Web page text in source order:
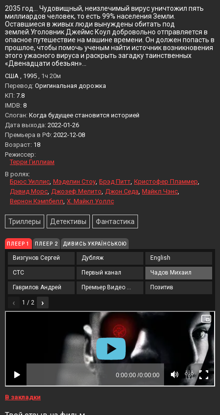
2035 год... Чудовищный, неизлечимый вирус уничтожил пять
миллиардов человек, то есть 99% населения Земли.
Оставшиеся в живых люди вынуждены обитать под
землей.Уголовник Джеймс Коул добровольно отправляется в
опасное путешествие на машине времени. Он должен попасть в
прошлое, чтобы помочь ученым найти источник возникновения
этого ужасного вируса и раскрыть загадку таинственных
«Двенадцати обезьян»...
США , 1995 , 1ч 20м
Перевод: Оригинальная дорожка
KП: 7.8
IMDB: 8
Слоган: Когда будущее становится историей
Дата выхода: 2022-01-26
Премьера в РФ: 2022-12-08
Возраст: 18
Режиссер:
Терри Гиллиам
В ролях:
Брюс Уиллис Мэделин Стоу Брэд Питт Кристофер Пламмер
Дэвид Морс Джозеф Мелито Джон Седа Майкл Чэнс
Вернон Кэмпбелл Х. Майкл Уоллс
Триллеры Детективы Фантастика
ПЛЕЕР 1 ПЛЕЕР 2 ДИВИСЬ УКРАЇНСЬКОЮ
Визгунов Сергей Дубляж English
СТС Первый канал Чадов Михаил
Гаврилов Андрей Премьер Видео Фильм Позитив
‹ 1 / 2 ›
В закладки